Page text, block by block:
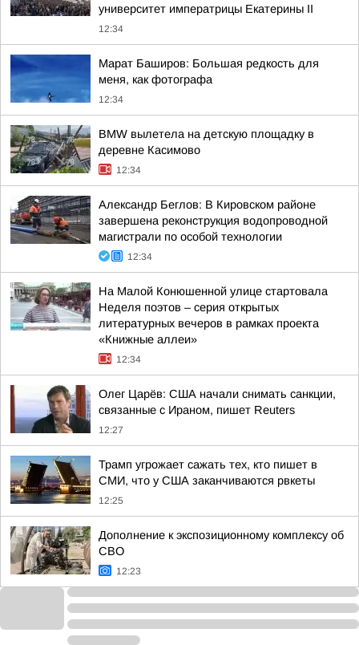
университет императрицы Екатерины II
12:34
Марат Баширов: Большая редкость для
меня, как фотографа
12:34
BMW вылетела на детскую площадку в
деревне Касимово
12:34
Александр Беглов: В Кировском районе
завершена реконструкция водопроводной
магистрали по особой технологии
12:34
На Малой Конюшенной улице стартовала
Неделя поэтов – серия открытых
литературных вечеров в рамках проекта
«Книжные аллеи»
12:34
Олег Царёв: США начали снимать санкции,
связанные с Ираном, пишет Reuters
12:27
Трамп угрожает сажать тех, кто пишет в
СМИ, что у США заканчиваются рвкеты
12:25
Дополнение к экспозиционному комплексу об
СВО
12:23